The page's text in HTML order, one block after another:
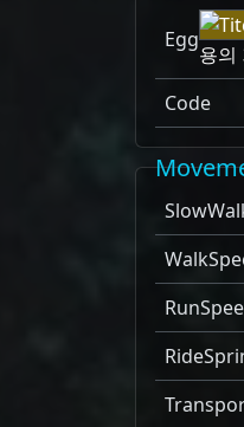
Egg
용의
Code